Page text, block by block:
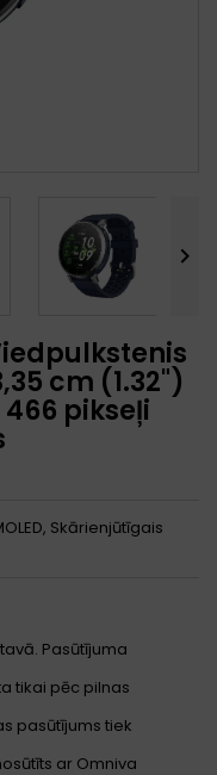

cm (1.32")
466 pikseļi
Skārienjūtīgais
Pasūtījuma
tikai pēc pilnas
pasūtījums tiek
ar Omniva